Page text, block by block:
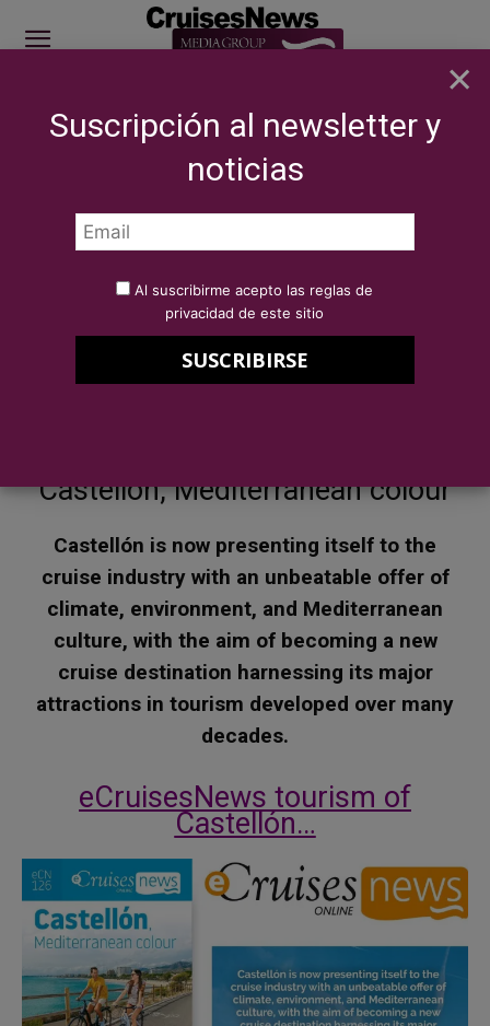
SITE SPONSOR: ICS 2026
Castellón, Mediterranean colour
Castellón, Mediterranean colour
Castellón, Mediterranean colour
Castellón is now presenting itself to the
cruise industry with an unbeatable offer of
climate, environment, and Mediterranean
culture, with the aim of becoming a new
cruise destination harnessing its major
attractions in tourism developed over many
decades.
eCruisesNews tourism of
Castellón…
×
Suscripción al newsletter y
noticias
Al suscribirme acepto las reglas de
privacidad de este sitio